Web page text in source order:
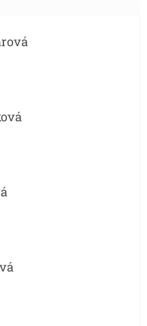
5 z 5 hvězdiček.
5 z 5 hvězdiček.
5 z 5 hvězdiček.
5 z 5 hvězdiček.